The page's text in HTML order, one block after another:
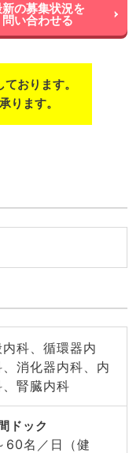
の募集状況を
問い合わせる
おります。
ります。
科、循環器内
消化器内科、内
腎臓内科
ドック
名／日（健